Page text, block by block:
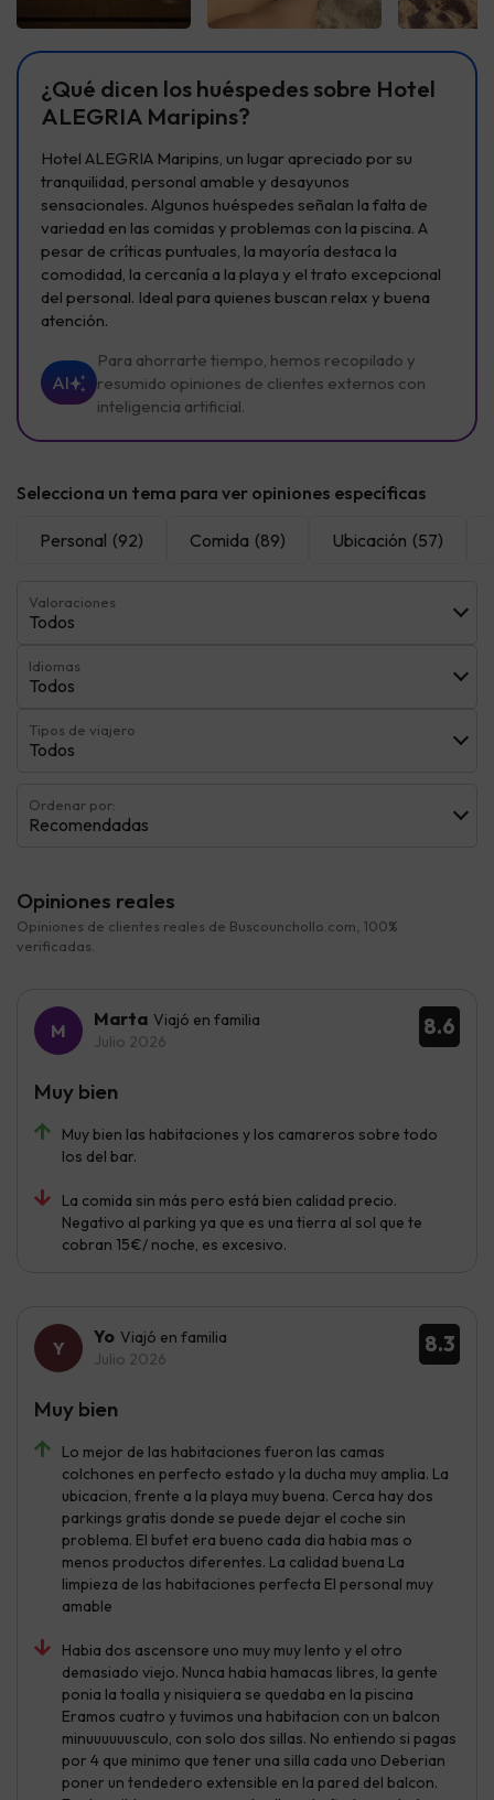
¿Qué dicen los huéspedes sobre Hotel
ALEGRIA Maripins?
Hotel ALEGRIA Maripins, un lugar apreciado por su
tranquilidad, personal amable y desayunos
sensacionales. Algunos huéspedes señalan la falta de
variedad en las comidas y problemas con la piscina. A
pesar de críticas puntuales, la mayoría destaca la
comodidad, la cercanía a la playa y el trato excepcional
del personal. Ideal para quienes buscan relax y buena
atención.
AI
Para ahorrarte tiempo, hemos recopilado y
resumido opiniones de clientes externos con
inteligencia artificial.
Selecciona un tema para ver opiniones específicas
Personal (92) Comida (89) Ubicación (57)
Valoraciones
Todos
Idiomas
Todos
Tipos de viajero
Todos
Ordenar por:
Recomendadas
Opiniones reales
Opiniones de clientes reales de Buscounchollo.com, 100%
verificadas.
8.6
Marta Viajó en familia
Julio 2026
Muy bien las habitaciones y los camareros sobre todo
los del bar.
La comida sin más pero está bien calidad precio.
Negativo al parking ya que es una tierra al sol que te
cobran 15€/ noche, es excesivo.
Muy bien
8.3
Yo Viajó en familia
Julio 2026
Lo mejor de las habitaciones fueron las camas
colchones en perfecto estado y la ducha muy amplia. La
ubicacion, frente a la playa muy buena. Cerca hay dos
parkings gratis donde se puede dejar el coche sin
problema. El bufet era bueno cada dia habia mas o
menos productos diferentes. La calidad buena La
limpieza de las habitaciones perfecta El personal muy
amable
Habia dos ascensore uno muy muy lento y el otro
demasiado viejo. Nunca habia hamacas libres, la gente
ponia la toalla y nisiquiera se quedaba en la piscina
Eramos cuatro y tuvimos una habitacion con un balcon
minuuuuuusculo, con solo dos sillas. No entiendo si pagas
por 4 que minimo que tener una silla cada uno Deberian
poner un tendedero extensible en la pared del balcon.
Muy bien